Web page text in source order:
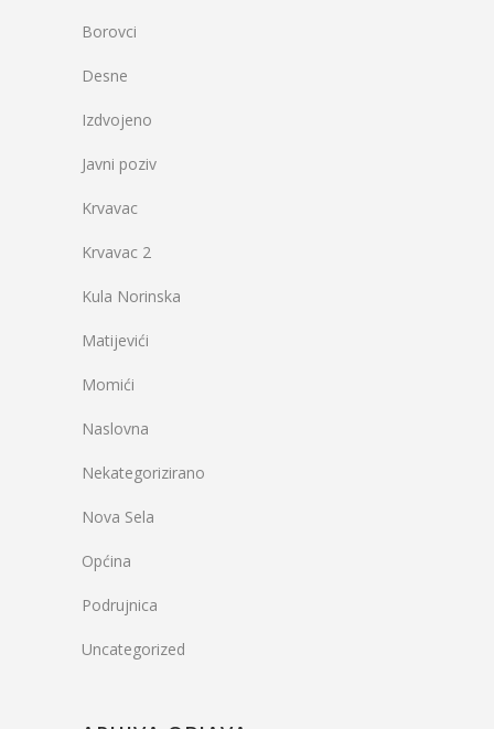
Borovci
Desne
Izdvojeno
Javni poziv
Krvavac
Krvavac 2
Kula Norinska
Matijevići
Momići
Naslovna
Nekategorizirano
Nova Sela
Općina
Podrujnica
Uncategorized